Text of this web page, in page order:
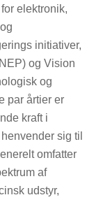
elektronik,
initiativer,
og Vision
og
par årtier er
kraft i
sig til
omfatter
af
udstyr,